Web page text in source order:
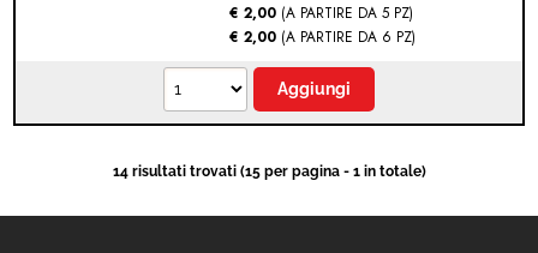
€ 2,00 (A PARTIRE DA 5 PZ)
€ 2,00 (A PARTIRE DA 6 PZ)
14 risultati trovati (15 per pagina - 1 in totale)